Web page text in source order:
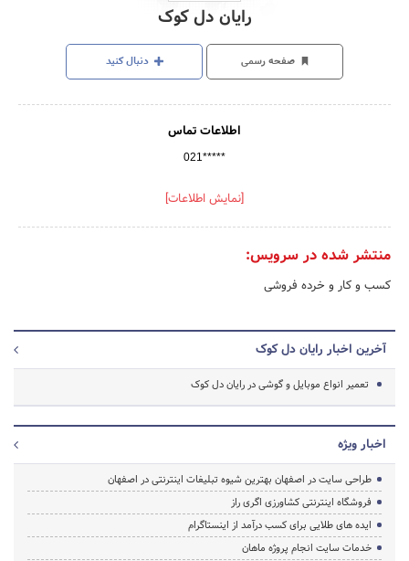
رایان دل کوک
صفحه رسمی دنبال کنید
اطلاعات تماس
021*****
[نمایش اطلاعات]
منتشر شده در سرویس:
کسب و کار و خرده فروشی
آخرین اخبار رایان دل کوک
تعمیر انواع موبایل و گوشی در رایان دل کوک
اخبار ویژه
طراحی سایت در اصفهان بهترین شیوه تبلیغات اینترنتی در اصفهان
فروشگاه اینترنتی کشاورزی اگری راز
ایده های طلایی برای کسب درآمد از اینستاگرام
خدمات سایت انجام پروژه ماهان